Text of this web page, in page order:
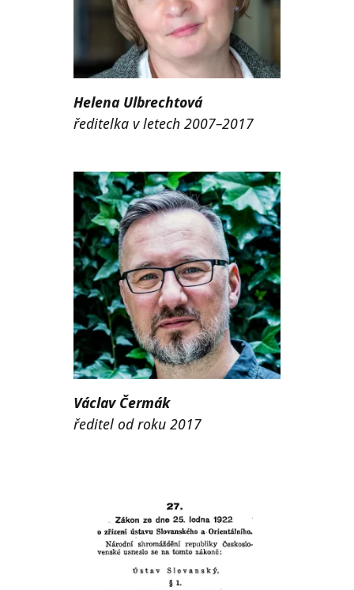
Helena Ulbrechtová
ředitelka v letech 2007–2017
Václav Čermák
ředitel od roku 2017